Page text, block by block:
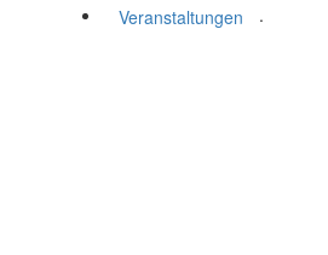
Veranstaltungen
.